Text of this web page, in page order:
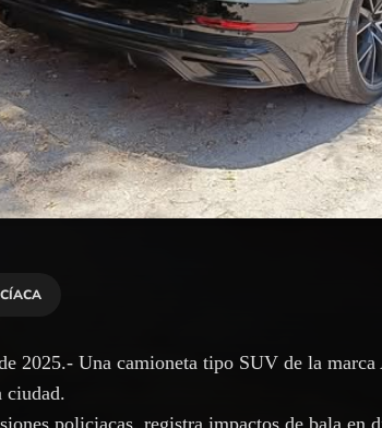
2025.- Una camioneta tipo SUV de la
ciudad.